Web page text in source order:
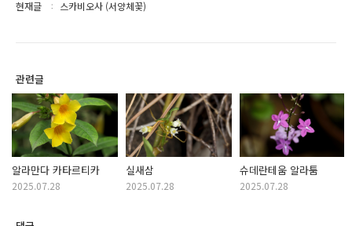
현재글 스카비오사 (서양체꽃)
관련글
알라만다 카타르티카
2025.07.28
실새삼
2025.07.28
슈데란테움 알라툼
2025.07.28